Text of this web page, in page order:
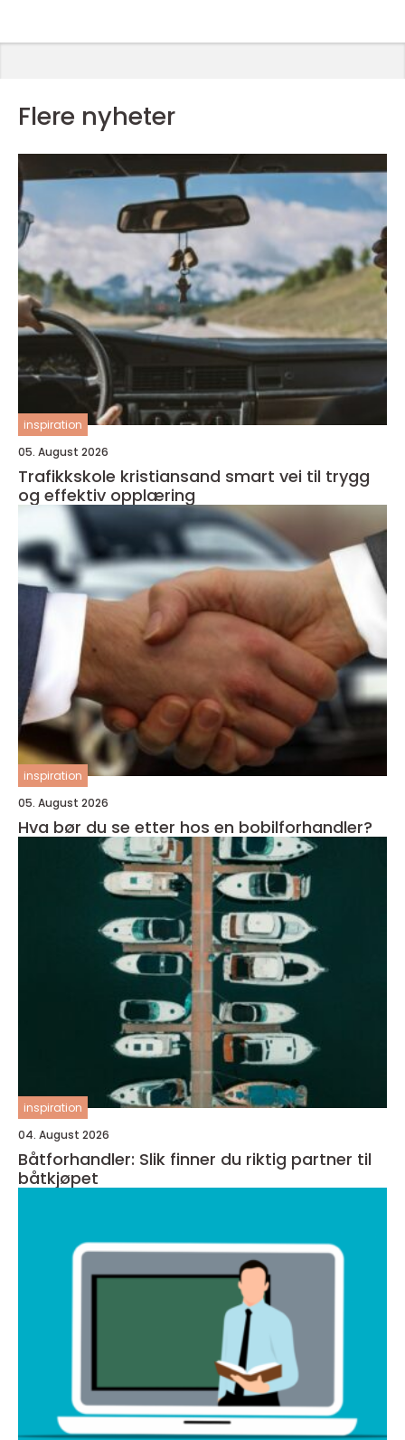
Flere nyheter
inspiration
05. August 2026
Trafikkskole kristiansand smart vei til trygg
og effektiv opplæring
inspiration
05. August 2026
Hva bør du se etter hos en bobilforhandler?
inspiration
04. August 2026
Båtforhandler: Slik finner du riktig partner til
båtkjøpet